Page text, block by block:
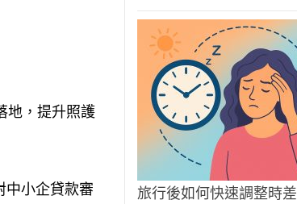
地，提升照護
中小企貸款審
旅行後如何快速調整時差